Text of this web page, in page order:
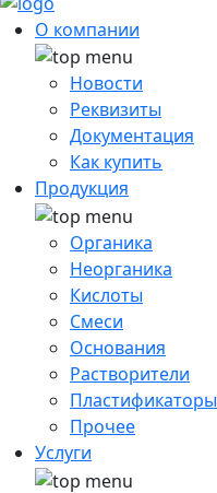
О компании
Новости
Реквизиты
Документация
Как купить
Продукция
Органика
Неорганика
Кислоты
Смеси
Основания
Растворители
Пластификаторы
Прочее
Услуги